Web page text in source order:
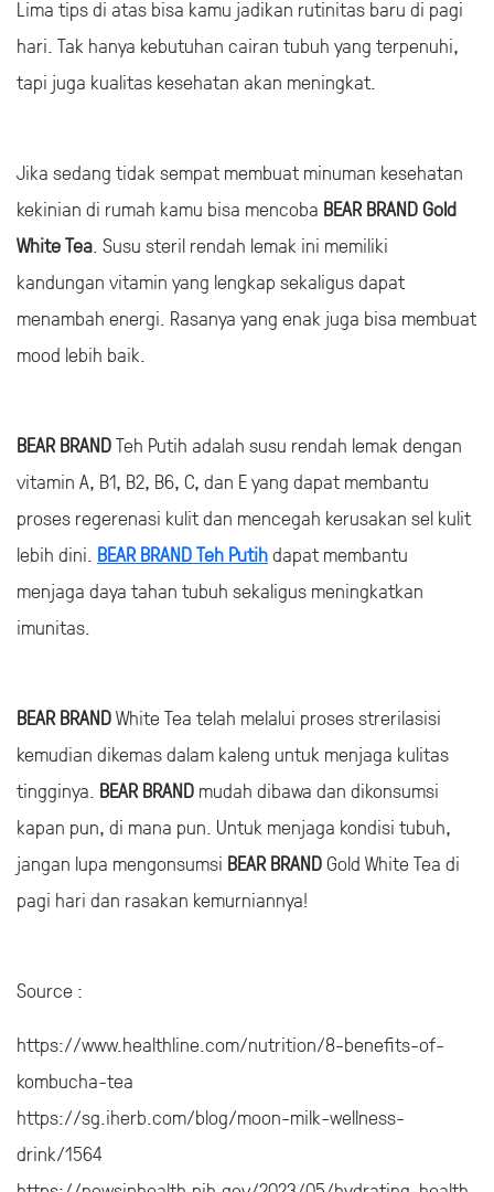
Lima tips di atas bisa kamu jadikan rutinitas baru di pagi
hari. Tak hanya kebutuhan cairan tubuh yang terpenuhi,
tapi juga kualitas kesehatan akan meningkat.
Jika sedang tidak sempat membuat minuman kesehatan
kekinian di rumah kamu bisa mencoba BEAR BRAND Gold
White Tea. Susu steril rendah lemak ini memiliki
kandungan vitamin yang lengkap sekaligus dapat
menambah energi. Rasanya yang enak juga bisa membuat
mood lebih baik.
BEAR BRANDTeh Putih adalah susu rendah lemak dengan
vitamin A, B1, B2, B6, C, dan E yang dapat membantu
proses regerenasi kulit dan mencegah kerusakan sel kulit
lebih dini. BEAR BRAND Teh Putihdapat membantu
menjaga daya tahan tubuh sekaligus meningkatkan
imunitas.
BEAR BRANDWhite Tea telah melalui proses strerilasisi
kemudian dikemas dalam kaleng untuk menjaga kulitas
tingginya. BEAR BRAND mudah dibawa dan dikonsumsi
kapan pun, di mana pun. Untuk menjaga kondisi tubuh,
jangan lupa mengonsumsi BEAR BRANDGold White Tea di
pagi hari dan rasakan kemurniannya!
Source :
https://www.healthline.com/nutrition/8-benefits-of-
kombucha-tea
https://sg.iherb.com/blog/moon-milk-wellness-
drink/1564